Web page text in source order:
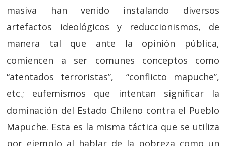
masiva han venido instalando diversos
artefactos ideológicos y reduccionismos, de
manera tal que ante la opinión pública,
comiencen a ser comunes conceptos como
“atentados terroristas”, “conflicto mapuche”,
etc.; eufemismos que intentan significar la
dominación del Estado Chileno contra el Pueblo
Mapuche. Esta es la misma táctica que se utiliza
por ejemplo al hablar de la pobreza como un